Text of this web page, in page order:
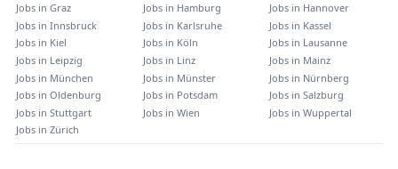
Jobs in Graz Jobs in Hamburg Jobs in Hannover
Jobs in Innsbruck Jobs in Karlsruhe Jobs in Kassel
Jobs in Kiel Jobs in Köln Jobs in Lausanne
Jobs in Leipzig Jobs in Linz Jobs in Mainz
Jobs in München Jobs in Münster Jobs in Nürnberg
Jobs in Oldenburg Jobs in Potsdam Jobs inSalzburg
Jobs in Stuttgart Jobs in Wien Jobs inWuppertal
Jobs in Zürich